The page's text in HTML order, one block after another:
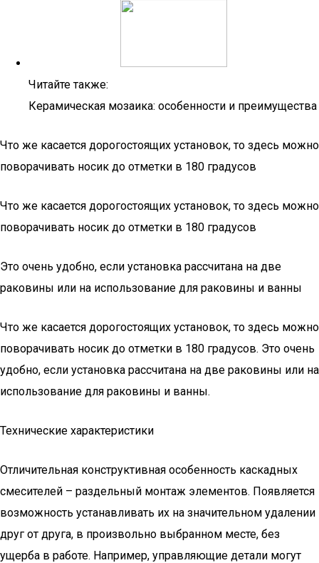
Читайте также:
Керамическая мозаика: особенности и преимущества
Что же касается дорогостоящих установок, то здесь можно
поворачивать носик до отметки в 180 градусов
Что же касается дорогостоящих установок, то здесь можно
поворачивать носик до отметки в 180 градусов
Это очень удобно, если установка рассчитана на две
раковины или на использование для раковины и ванны
Что же касается дорогостоящих установок, то здесь можно
поворачивать носик до отметки в 180 градусов. Это очень
удобно, если установка рассчитана на две раковины или на
использование для раковины и ванны.
Технические характеристики
Отличительная конструктивная особенность каскадных
смесителей – раздельный монтаж элементов. Появляется
возможность устанавливать их на значительном удалении
друг от друга, в произвольно выбранном месте, без
ущерба в работе. Например, управляющие детали могут